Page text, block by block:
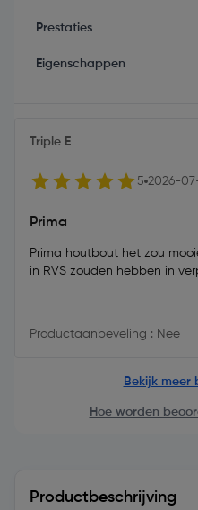
Prestaties
Eigenschappen
Triple E
5 2026-
Prima
Prima houtbout het zou
in RVS zouden hebben in
Productaanbeveling : Nee
Bekijk meer
Hoe worden
Productbeschrijving